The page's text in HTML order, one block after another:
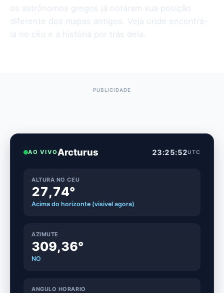
os astrônomos gregos já notaram sua posição
diferente dos mapas antigos. Veja onde encontrá-
la no céu e a história por trás dela.
AO VIVOArcturus 23:25:53UTC
ALTURA NO CEU
27,74°
Acima do horizonte (visivel agora)
AZIMUTE
309,36°
NO
ANGULO HORARIO